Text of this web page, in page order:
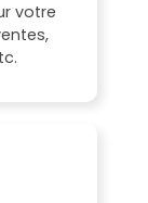
votre